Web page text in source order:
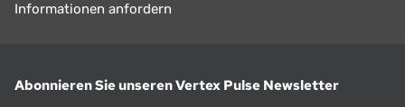
Informationen anfordern
Abonnieren Sie unseren Vertex Pulse Newsletter